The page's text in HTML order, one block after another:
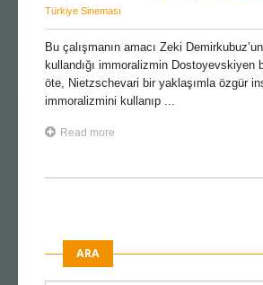
Türkiye Sineması
Bu çalışmanın amacı Zeki
kullandığı immoralizmin Dostoyevskiyen
öte, Nietzschevari bir yaklaşımla özgür
immoralizmini kullanıp ...
Read more
ARA